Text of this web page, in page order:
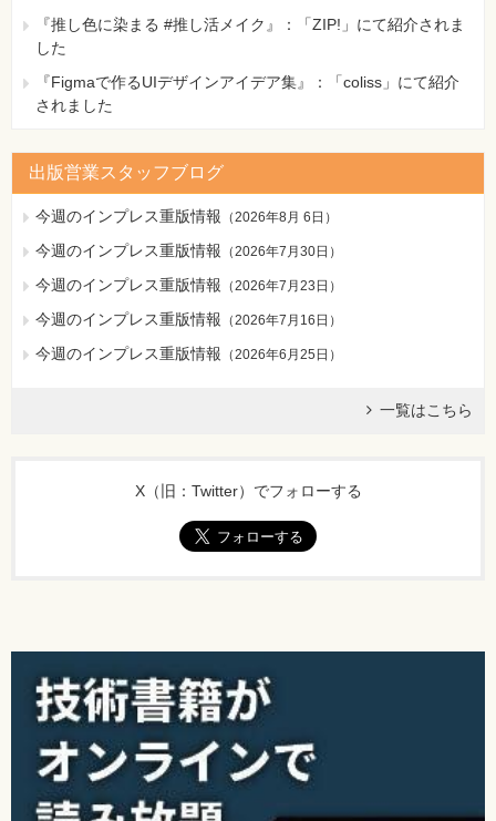
『推し色に染まる #推し活メイク』：「ZIP!」にて紹介されま
した
『Figmaで作るUIデザインアイデア集』：「coliss」にて紹介
されました
出版営業スタッフブログ
今週のインプレス重版情報 （2026年8月 6日 ）
今週のインプレス重版情報 （2026年7月30日 ）
今週のインプレス重版情報 （2026年7月23日 ）
今週のインプレス重版情報 （2026年7月16日 ）
今週のインプレス重版情報 （2026年6月25日 ）
一覧はこちら
X（旧：Twitter）でフォローする